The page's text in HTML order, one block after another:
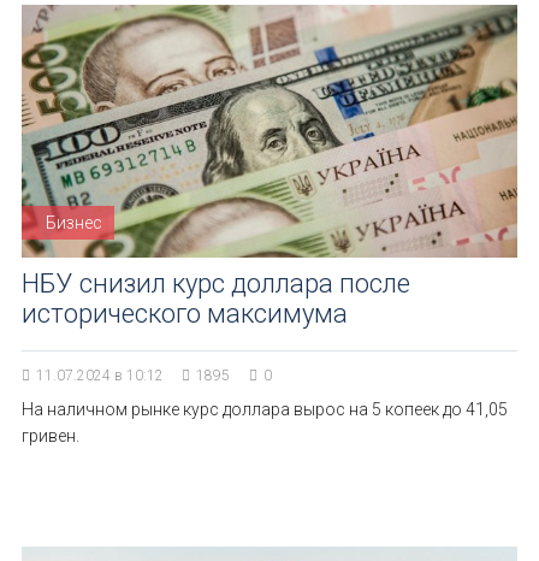
Бизнес
НБУ снизил курс доллара после
исторического максимума
11.07.2024 в 10:12 1895 0
На наличном рынке курс доллара вырос на 5 копеек до 41,05
гривен.